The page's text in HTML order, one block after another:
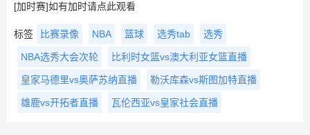
[加时赛]如有加时请点此观看
标签 比赛录像 NBA 篮球 选秀tab 选秀
NBA选秀大会次轮 比利时女篮vs澳大利亚女篮直播
皇家马德里vs奥萨苏纳直播 勒沃库森vs斯图加特直播
雄鹿vs开拓者直播 瓦伦西亚vs皇家社会直播